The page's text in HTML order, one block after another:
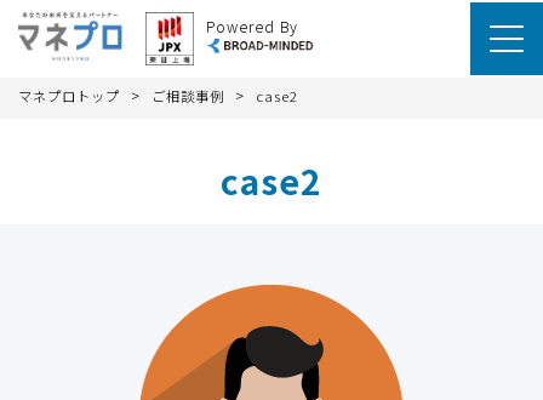
Powered By
マネプロトップ > ご相談事例 > case2
case2